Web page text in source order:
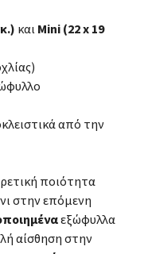
καιMini (22 x 19
από την
ποιότητα
στην επόμενη
εξώφυλλα
αίσθηση στην